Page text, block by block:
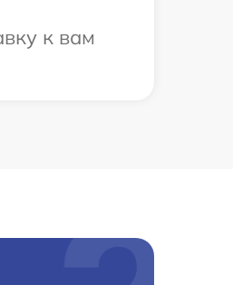
к вам